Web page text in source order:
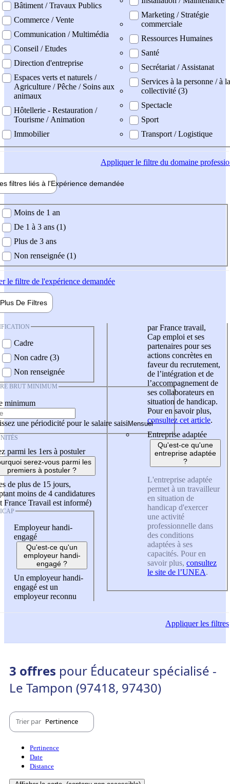
Bâtiment / Travaux Publics
Commerce / Vente
Communication / Multimédia
Conseil / Etudes
Direction d'entreprise
Espaces verts et naturels /
Agriculture / Pêche / Soins aux
animaux
Hôtellerie - Restauration /
Tourisme / Animation
Immobilier
Marketing / Stratégie
commerciale
Ressources Humaines
Santé
Secrétariat / Assistanat
Services à la personne / à la
collectivité (3)
Spectacle
Sport
Transport / Logistique
Appliquerle filtre du domaine
filtres liés à l'Expérience demandée
demandée
Moins de 1 an
De 1 à 3 ans (1)
Plus de 3 ans
Non renseignée (1)
le filtre de l'expérience demandée
Plus De Filtres
Cadre
Non cadre (3)
Non renseignée
BRUT MINIMUM
minimum
une périodicité pour le salaire saisi
parmi les 1ers à postuler
serez-vous parmi les
premiers à postuler ?
de plus de 15 jours,
moins de 4 candidatures
France Travail est informé)
Employeur handi-
engagé
Qu'est-ce qu'un
employeur handi-
engagé ?
Un employeur handi-
engagé est un
employeur reconnu
par France travail,
Cap emploi et ses
partenaires pour ses
actions concrètes en
faveur du recrutement,
de l’intégration et de
l’accompagnement de
ses collaborateurs en
situation de handicap.
Pour en savoir plus,
consultez cet article.
Entreprise adaptée
Qu'est-ce qu'une
entreprise adaptée
?
L'entreprise adaptée
permet à un travailleur
en situation de
handicap d'exercer
une activité
professionnelle dans
des conditions
adaptées à ses
capacités. Pour en
savoir plus, consultez
le site de l’UNEA.
Appliquerles filtres
3 offres pour Éducateur spécialisé -
Le Tampon (97418, 97430)
Trier par Pertinence
Pertinence
Date
Distance